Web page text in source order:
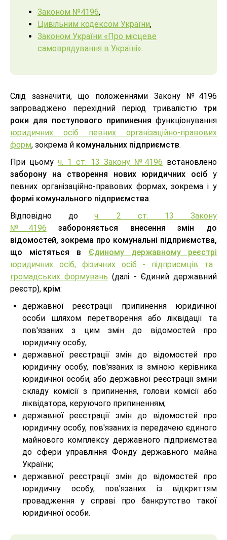
Законом №4196,
Цивільним кодексом України,
Законом України «Про місцеве
самоврядування в Україні».
Слід зазначити, що положеннями Закону №4196
запроваджено перехідний період тривалістю три
роки для поступового припинення функціонування
юридичних осіб певних організаційно-правових
форм, зокрема й комунальних підприємств.
При цьому ч. 1 ст. 13 Закону №4196 встановлено
заборону на створення нових юридичних осіб у
певних організаційно-правових формах, зокрема і у
формі комунального підприємства.
Відповідно доч. 2 ст. 13 Закону
№4196
забороняється внесення змін до
відомостей, зокрема про комунальні підприємства,
що містяться в Єдиному державному реєстрі
юридичних осіб, фізичних осіб - підприємців та
громадських формувань (далі - Єдиний державний
реєстр), крім:
державної реєстрації припинення юридичної
особи шляхом перетворення або ліквідації та
пов'язаних з цим змін до відомостей про
юридичну особу;
державної реєстрації змін до відомостей про
юридичну особу, пов'язаних із зміною керівника
юридичної особи, або державної реєстрації зміни
складу комісії з припинення, голови комісії або
ліквідатора, керуючого припиненням;
державної реєстрації змін до відомостей про
юридичну особу, пов'язаних із передачею єдиного
майнового комплексу державного підприємства
до сфери управління Фонду державного майна
України;
державної реєстрації змін до відомостей про
юридичну особу, пов'язаних із відкриттям
провадження у справі про банкрутство такої
юридичної особи.